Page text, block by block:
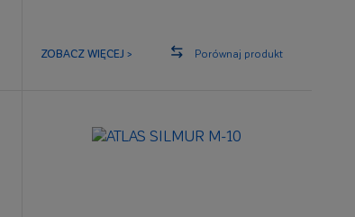
ZOBACZ WIĘCEJ > Porównaj produkt